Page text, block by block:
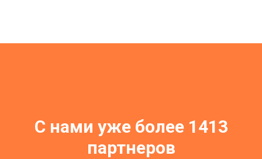
С нами уже более 1413
партнеров